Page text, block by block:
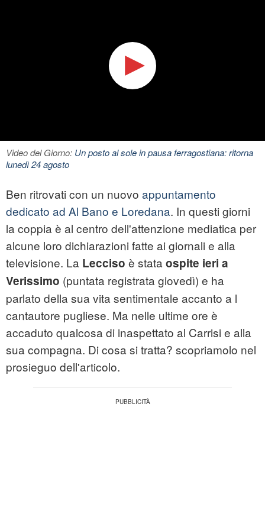
Video del Giorno: Un posto al sole in pausa ferragostiana: ritorna
lunedì 24 agosto
Ben ritrovati con un nuovo appuntamento
dedicato ad Al Bano e Loredana. In questi giorni
la coppia è al centro dell'attenzione mediatica per
alcune loro dichiarazioni fatte ai giornali e alla
televisione. La Lecciso è stata ospite ieri a
Verissimo (puntata registrata giovedì) e ha
parlato della sua vita sentimentale accanto a l
cantautore pugliese. Ma nelle ultime ore è
accaduto qualcosa di inaspettato al Carrisi e alla
sua compagna. Di cosa si tratta? scopriamolo nel
prosieguo dell'articolo.